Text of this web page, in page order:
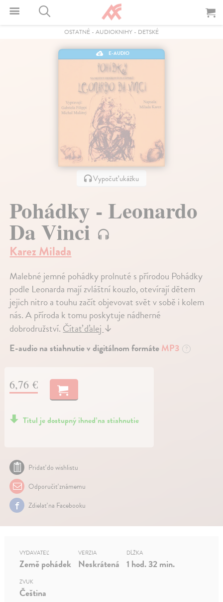
OSTATNÉ - AUDIOKNIHY - DETSKÉ
E-AUDIO
Vypočuť ukážku
Pohádky - Leonardo
Da Vinci
Karez Milada
Malebné jemné pohádky prolnuté s přírodou Pohádky
podle Leonarda mají zvláštní kouzlo, otevírají dětem
jejich nitro a touhu začít objevovat svět v sobě i kolem
nás. A příroda k tomu poskytuje nádherné
dobrodružství.Čítať ďalej↓
E-audio na stiahnutie v digitálnom formáteMP3 ?
6,76 €
Titul je dostupný ihneď na stiahnutie
Pridať do wishlistu
Odporučiť známemu
Zdielať na Facebooku
VYDAVATEĽ
Země pohádek
VERZIA
Neskrátená
DĹŽKA
1 hod. 32 min.
ZVUK
Čeština